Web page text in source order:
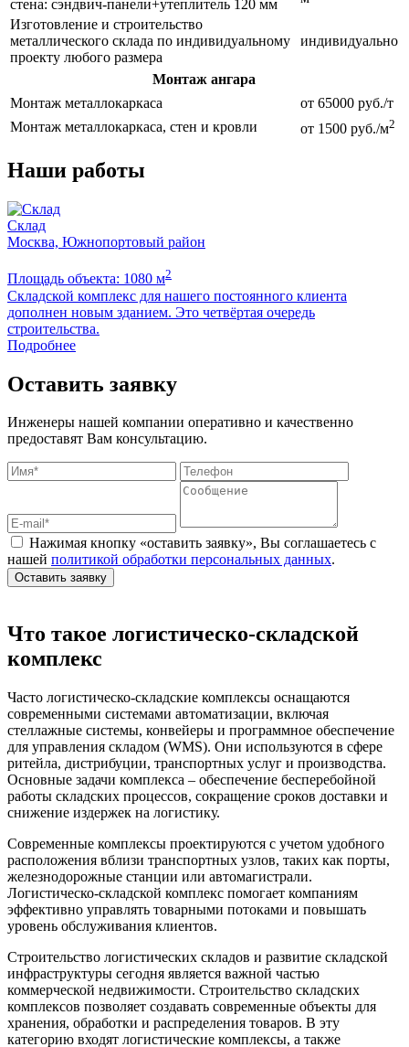
стена: сэндвич-панели+утеплитель 120 мм
Изготовление и строительство
металлического склада по индивидуальному
проекту любого размера
индивидуально
Монтаж ангара
Монтаж металлокаркаса
от 65000 руб./т
Монтаж металлокаркаса, стен и кровли
от 1500 руб./м2
Наши работы
Склад
Москва, Южнопортовый район
Площадь объекта: 1080 м2
Складской комплекс для нашего постоянного клиента
дополнен новым зданием. Это четвёртая очередь
строительства.
Подробнее
Оставить заявку
Инженеры нашей компании оперативно и качественно
предоставят Вам консультацию.
Нажимая кнопку «оставить заявку», Вы соглашаетесь с
нашей политикой обработки персональных данных.
Оставить заявку
Что такое логистическо-складской
комплекс
Часто логистическо-складские комплексы оснащаются
современными системами автоматизации, включая
стеллажные системы, конвейеры и программное обеспечение
для управления складом (WMS). Они используются в сфере
ритейла, дистрибуции, транспортных услуг и производства.
Основные задачи комплекса – обеспечение бесперебойной
работы складских процессов, сокращение сроков доставки и
снижение издержек на логистику.
Современные комплексы проектируются с учетом удобного
расположения вблизи транспортных узлов, таких как порты,
железнодорожные станции или автомагистрали.
Логистическо-складской комплекс помогает компаниям
эффективно управлять товарными потоками и повышать
уровень обслуживания клиентов.
Строительство логистических складов и развитие складской
инфраструктуры сегодня является важной частью
коммерческой недвижимости. Строительство складских
комплексов позволяет создавать современные объекты для
хранения, обработки и распределения товаров. В эту
категорию входят логистические комплексы, а также